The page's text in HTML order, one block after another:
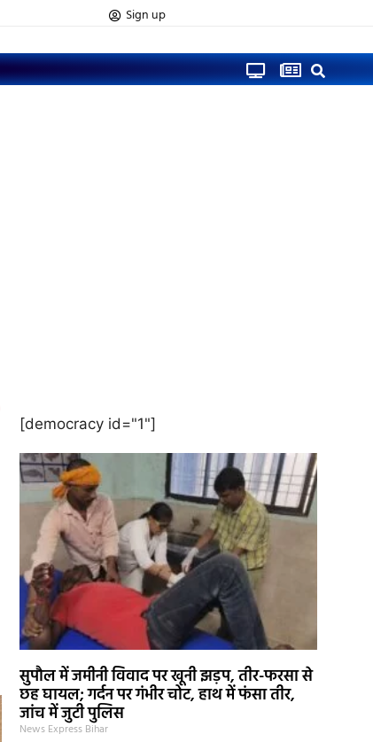
Sign up
[democracy id="1"]
सुपौल में जमीनी विवाद पर खूनी झड़प, तीर-फरसा से
छह घायल; गर्दन पर गंभीर चोट, हाथ में फंसा तीर,
जांच में जुटी पुलिस
News Express Bihar